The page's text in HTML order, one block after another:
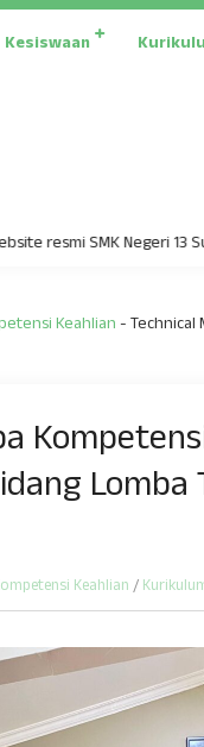
Kesiswaan
SMK Negeri 13
Keahlian-Technical
Keahlian /